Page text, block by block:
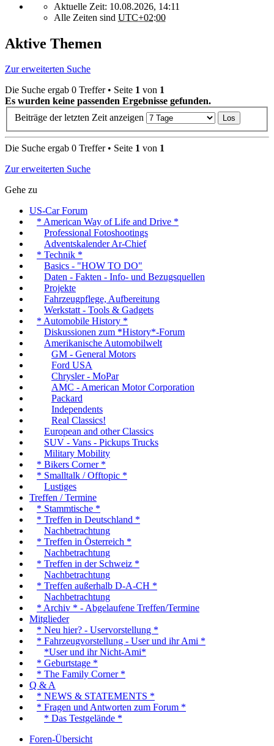
Aktuelle Zeit: 10.08.2026, 14:11
Alle Zeiten sind UTC+02:00
Aktive Themen
Zur erweiterten Suche
Die Suche ergab 0 Treffer • Seite 1 von 1
Es wurden keine passenden Ergebnisse gefunden.
Beiträge der letzten Zeit anzeigen
Die Suche ergab 0 Treffer • Seite 1 von 1
Zur erweiterten Suche
Gehe zu
US-Car Forum
* American Way of Life and Drive *
Professional Fotoshootings
Adventskalender Ar-Chief
* Technik *
Basics - "HOW TO DO"
Daten - Fakten - Info- und Bezugsquellen
Projekte
Fahrzeugpflege, Aufbereitung
Werkstatt - Tools & Gadgets
* Automobile History *
Diskussionen zum *History*-Forum
Amerikanische Automobilwelt
GM - General Motors
Ford USA
Chrysler - MoPar
AMC - American Motor Corporation
Packard
Independents
Real Classics!
European and other Classics
SUV - Vans - Pickups Trucks
Military Mobility
* Bikers Corner *
* Smalltalk / Offtopic *
Lustiges
Treffen / Termine
* Stammtische *
* Treffen in Deutschland *
Nachbetrachtung
* Treffen in Österreich *
Nachbetrachtung
* Treffen in der Schweiz *
Nachbetrachtung
* Treffen außerhalb D-A-CH *
Nachbetrachtung
* Archiv * - Abgelaufene Treffen/Termine
Mitglieder
* Neu hier? - Uservorstellung *
* Fahrzeugvorstellung - User und ihr Ami *
*User und ihr Nicht-Ami*
* Geburtstage *
* The Family Corner *
Q & A
* NEWS & STATEMENTS *
* Fragen und Antworten zum Forum *
* Das Testgelände *
Foren-Übersicht